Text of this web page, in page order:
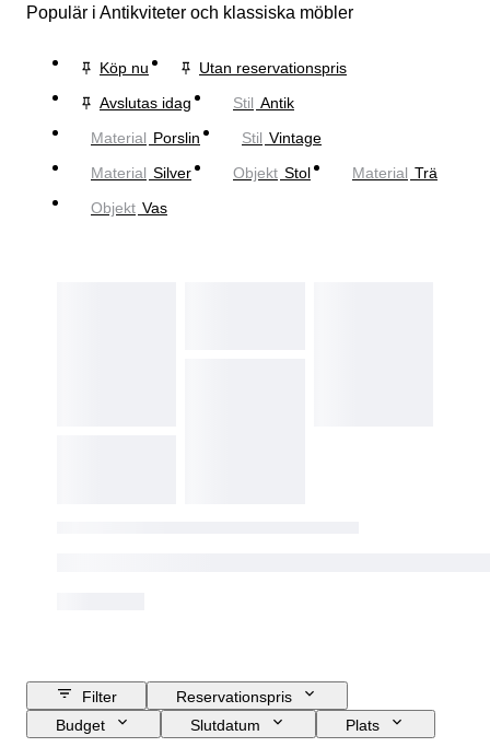
Populär i Antikviteter och klassiska möbler
Köp nu
Utan reservationspris
Avslutas idag
Stil Antik
Material Porslin Stil Vintage
Material Silver Objekt Stol Material Trä
Objekt Vas
Filter
Reservationspris
Budget
Slutdatum
Plats